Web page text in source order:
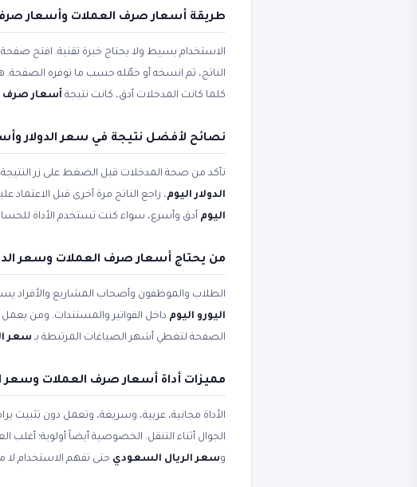
طريقة أسعار صرف العملات وأسعار
الاستخدام بسيط ولا يحتاج خبرة تقنية. افتح صفحة
الناتج، ثم انسخه أو حمّله حسب ما توفره
كلما كانت المدخلات أدق، كانت نتيجة أسعار صرف
نصائح لأفضل نتيجة في سعر الدولار
تأكد من صحة المدخلات قبل الضغط على زر
الدولار اليوم، راجع الناتج مرة أخرى قبل
اليوم أدق وأسرع، سواء كنت تستخدم الأداة للحساب
من يحتاج أسعار صرف العملات وسعر
الطلاب والموظفون وأصحاب المشاريع والأفراد
اليورو اليوم داخل الفواتير والمستندات. ومن
الصفحة لتغطي أشهر الصياغات المرتبطة بـ سعر
مميزات أداة أسعار صرف العملات وسعر
الأداة مجانية، عربية، وسريعة، وتعمل دون
الجوال أثناء التنقل. الخصوصية أيضاً أولوية؛
وسعر الريال السعودي حتى تفهم الاستخدام لا